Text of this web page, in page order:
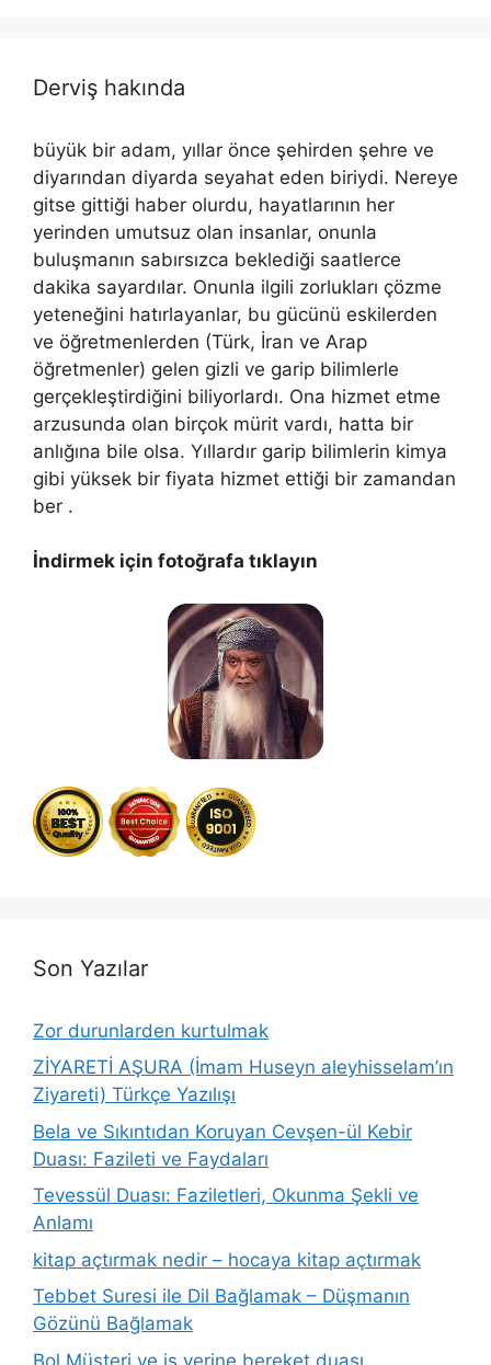
Derviş hakında
büyük bir adam, yıllar önce şehirden şehre ve
diyarından diyarda seyahat eden biriydi. Nereye
gitse gittiği haber olurdu, hayatlarının her
yerinden umutsuz olan insanlar, onunla
buluşmanın sabırsızca beklediği saatlerce
dakika sayardılar. Onunla ilgili zorlukları çözme
yeteneğini hatırlayanlar, bu gücünü eskilerden
ve öğretmenlerden (Türk, İran ve Arap
öğretmenler) gelen gizli ve garip bilimlerle
gerçekleştirdiğini biliyorlardı. Ona hizmet etme
arzusunda olan birçok mürit vardı, hatta bir
anlığına bile olsa. Yıllardır garip bilimlerin kimya
gibi yüksek bir fiyata hizmet ettiği bir zamandan
ber .
İndirmek için fotoğrafa tıklayın
Son Yazılar
Zor durunlarden kurtulmak
ZİYARETİ AŞURA (İmam Huseyn aleyhisselam’ın
Ziyareti) Türkçe Yazılışı
Bela ve Sıkıntıdan Koruyan Cevşen-ül Kebir
Duası: Fazileti ve Faydaları
Tevessül Duası: Faziletleri, Okunma Şekli ve
Anlamı
kitap açtırmak nedir – hocaya kitap açtırmak
Tebbet Suresi ile Dil Bağlamak – Düşmanın
Gözünü Bağlamak
Bol Müşteri ve iş yerine bereket duası